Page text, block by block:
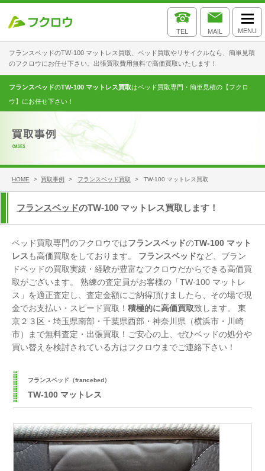
フランスベッドのTW-100 マットレス買取、ベッド買取やリサイクルなら、簡単見積
のフクロウにお任せ下さい。出張買取費用無料で高価買取いたします！
TEL MAIL MENU
フランスベッドのTW-100 マットレス買取はベッド買取専門・簡単見積の【フクロ
ウ】にお任せ下さい！
HOME > 買取事例 > フランスベッド買取 > TW-100 マットレス買取
フランスベッドのTW-100 マットレス買取します！
ベッド買取専門のフクロウではフランスベッドのTW-100 マット
レスも高価買取をしております。 フランスベッドなど、ブラン
ドベッドの買取実績・経験が豊富なフクロウだからできる高価買
取がございます。 熟練の査定員がお客様の「TW-100 マットレ
ス」を適正査定し、査定金額にご納得頂けましたら、その場で現
金でお支払い・スピード買取！ 積極的に高価買取致します。 東
京２３区・埼玉県南部・千葉県西部・神奈川県（横浜市・川崎
市）まで無料査定・出張買取！ご安心の上、ぜひベッドの処分や
買い替えを検討されている方はフクロウまでご連絡下さい！
フランスベッド（francebed）
TW-100 マットレス